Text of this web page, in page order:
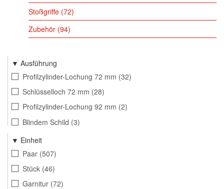
Stoßgriffe 72
Zubehör 94
Ausführung
Profilzylinder-Lochung 72 mm 32
Schlüsselloch 72 mm 28
Profilzylinder-Lochung 92 mm 2
Blindem Schild 3
Toiletten- und Badezimmerverriegelung 78/8 mm
Schlüsselloch 78 mm
Toiletten- und Badezimmerverriegelung 78/7 mm
Profilzylinder-Lochung 78 mm
Einheit
Paar 507
Stück 46
Garnitur 72